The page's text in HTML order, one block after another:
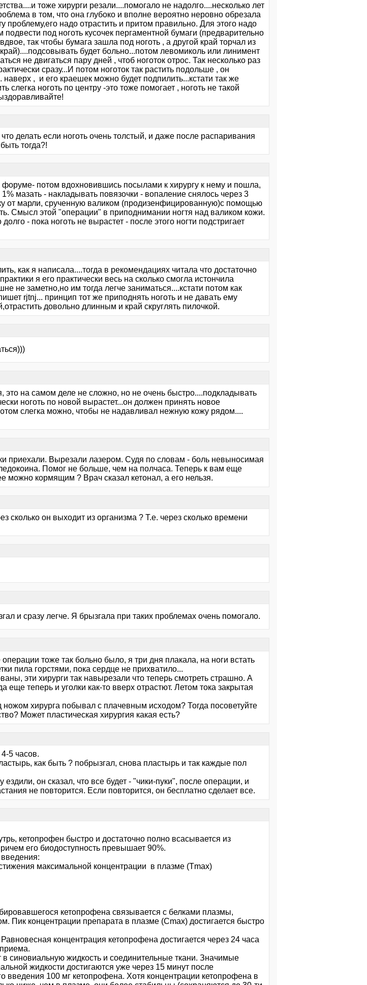
тоже хирурги резали....помогало не надолго....несколько лет
в том, что она глубоко и вполне вероятно неровно обрезала
проблему,его надо отрастить и притом правильно. Для этого надо
подвести под ноготь кусочек пергаментной бумаги (предварительно
так чтобы бумага зашла под ноготь , а другой край торчал из
будет больно...потом левомиколь или линимент
не двигаться пару дней , чтоб ноготок отрос. Так несколько раз
сразу...И потом ноготок так растить подольше , он
наверх , и его краешек можно будет подпилить...кстати так же
слегка ноготь по центру -это тоже помогает , ноготь не такой
делать если ноготь очень толстый, и даже после распаривания
тогда?!
потом вдохновившись посылами к хирургу к нему и пошла,
мазать - накладывать повязочки - вопаление снялось через 3
от марли, срученную валиком (продизенфицированную)с помощью
Смысл этой "операции" в приподнимании ногтя над валиком кожи.
- пока ноготь не вырастет - после этого ногти подстригает
как я написала....тогда в рекомендациях читала что достаточно
я его практически весь на сколько смогла истончила
не заметно,но им тогда легче заниматься....кстати потом как
rjtnj... принцип тот же приподнять ноготь и не давать ему
довольно длинным и край скруглять пилочкой.
это на самом деле не сложно, но не очень быстро....подкладывать
ноготь по новой вырастет...он должен принять новое
слегка можно, чтобы не надавливал нежную кожу рядом....
приехали. Вырезали лазером. Судя по словам - боль невыносимая
Помог не больше, чем на полчаса. Теперь к вам еще
можно кормящим ? Врач сказал кетонал, а его нельзя.
сколько он выходит из организма ? Т.е. через сколько времени
и сразу легче. Я брызгала при таких проблемах очень помогало.
тоже так больно было, я три дня плакала, на ноги встать
пила горстями, пока сердце не прихватило...
эти хирурги так навырезали что теперь смотреть страшно. А
еще теперь и уголки как-то вверх отрастют. Летом тока закрытая
ножом хирурга побывал с плачевным исходом? Тогда посоветуйте
Может пластическая хирургия какая есть?
5 часов.
как быть ? побрызгал, снова пластырь и так каждые пол
ездили, он сказал, что все будет - "чики-пуки", после операции, и
не повторится. Если повторится, он бесплатно сделает все.
кетопрофен быстро и достаточно полно всасывается из
его биодоступность превышает 90%.
максимальной концентрации в плазме (Tmax)
кетопрофена связывается с белками плазмы,
Пик концентрации препарата в плазме (Cmax) достигается быстро
концентрация кетопрофена достигается через 24 часа
синовиальную жидкость и соединительные ткани. Значимые
жидкости достигаются уже через 15 минут поcле
введения 100 мг кетопрофена. Хотя концентрации кетопрофена в